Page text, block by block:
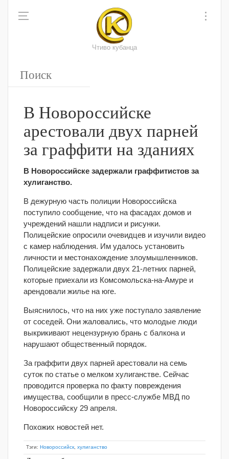
Чтиво кубанца
В Новороссийске
арестовали двух парней
за граффити на зданиях
В Новороссийске задержали граффитистов за
хулиганство.
В дежурную часть полиции Новороссийска
поступило сообщение, что на фасадах домов и
учреждений нашли надписи и рисунки.
Полицейские опросили очевидцев и изучили видео
с камер наблюдения. Им удалось установить
личности и местонахождение злоумышленников.
Полицейские задержали двух 21-летних парней,
которые приехали из Комсомольска-на-Амуре и
арендовали жилье на юге.
Выяснилось, что на них уже поступало заявление
от соседей. Они жаловались, что молодые люди
выкрикивают нецензурную брань с балкона и
нарушают общественный порядок.
За граффити двух парней арестовали на семь
суток по статье о мелком хулиганстве. Сейчас
проводится проверка по факту повреждения
имущества, сообщили в пресс-службе МВД по
Новороссийску 29 апреля.
Похожих новостей нет.
Тэги: Новороссийск хулиганство